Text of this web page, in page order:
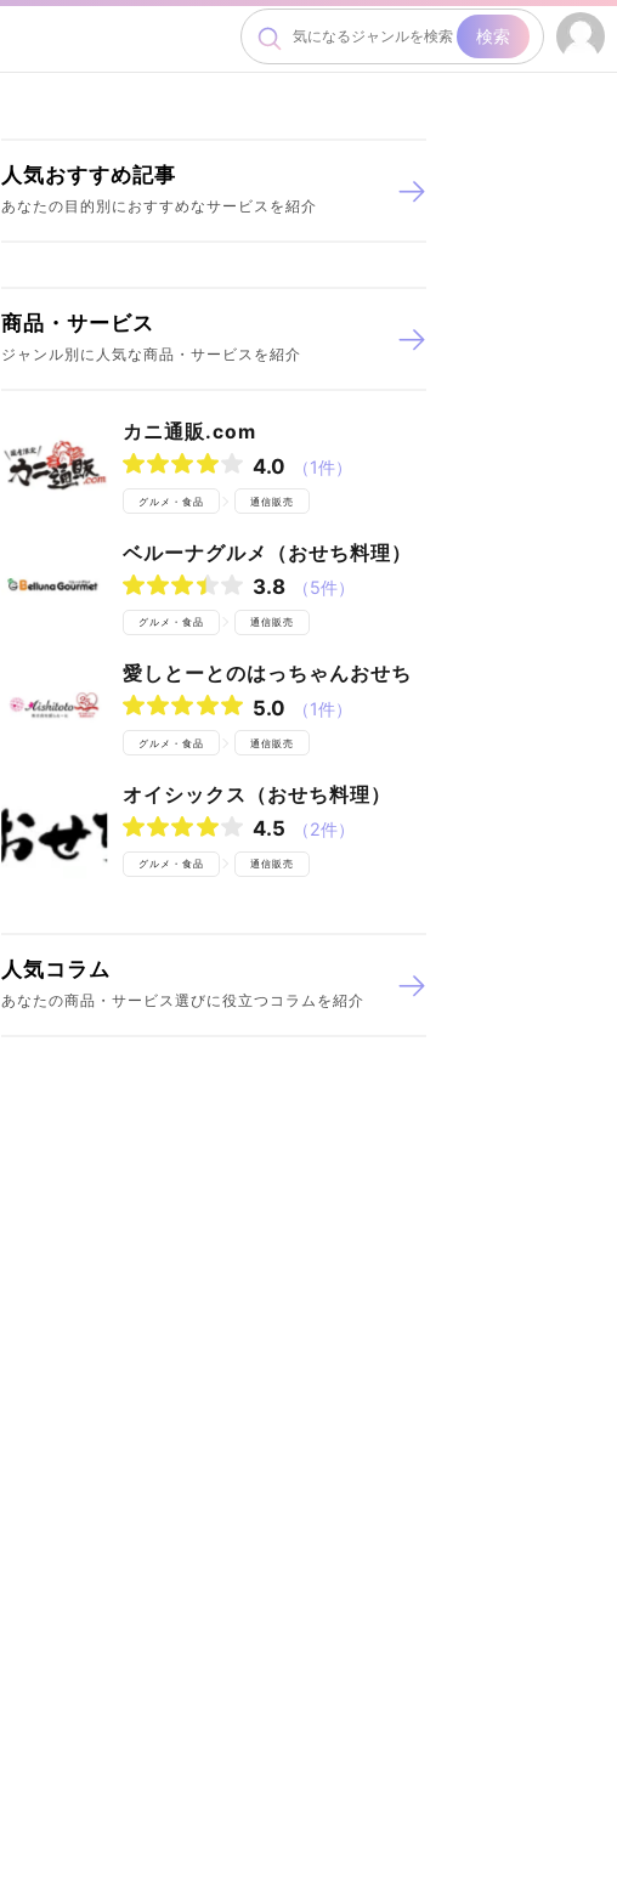
検索
人気おすすめ記事
あなたの目的別におすすめなサービスを紹介
商品・サービス
ジャンル別に人気な商品・サービスを紹介
カニ通販.com
4.0 （1件）
グルメ・食品 通信販売
ベルーナグルメ（おせち料理）
3.8 （5件）
グルメ・食品 通信販売
愛しとーとのはっちゃんおせち
5.0 （1件）
グルメ・食品 通信販売
オイシックス（おせち料理）
4.5 （2件）
グルメ・食品 通信販売
人気コラム
あなたの商品・サービス選びに役立つコラムを紹介